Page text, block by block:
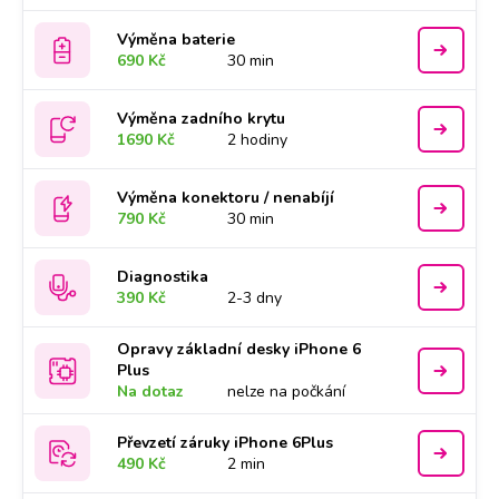
Výměna baterie
690 Kč
30 min
Výměna zadního krytu
1690 Kč
2 hodiny
Výměna konektoru / nenabíjí
790 Kč
30 min
Diagnostika
390 Kč
2-3 dny
Opravy základní desky iPhone 6
Plus
Na dotaz
nelze na počkání
Převzetí záruky iPhone 6Plus
490 Kč
2 min